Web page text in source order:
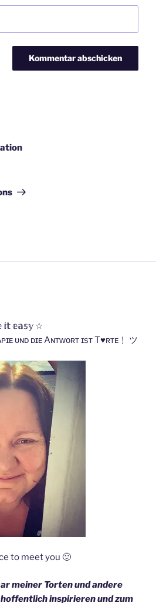
𝕖𝕒𝕤𝕪 ☆
ᴜɴᴅ ᴅɪᴇ Aɴᴛᴡᴏʀᴛ ɪsᴛ T♥ʀᴛᴇ﹗ ツ
to meet you 🙂
meiner Torten und andere
inspirieren und zum